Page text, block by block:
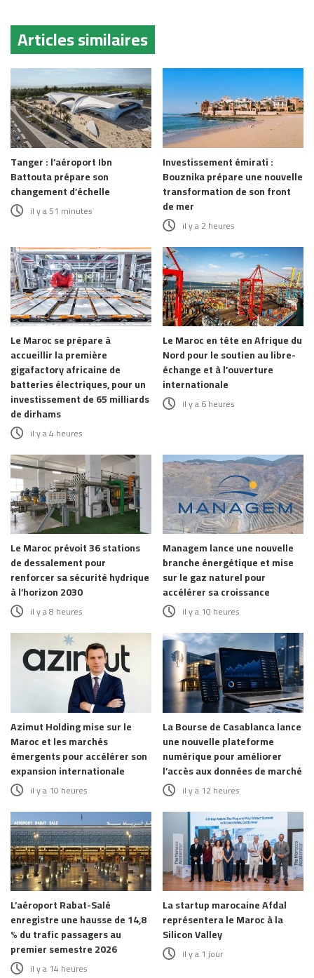
Articles similaires
Tanger : l’aéroport Ibn
Battouta prépare son
changement d’échelle
il y a 51 minutes
Investissement émirati :
Bouznika prépare une nouvelle
transformation de son front
de mer
il y a 2 heures
Le Maroc se prépare à
accueillir la première
gigafactory africaine de
batteries électriques, pour un
investissement de 65 milliards
de dirhams
il y a 4 heures
Le Maroc en tête en Afrique du
Nord pour le soutien au libre-
échange et à l’ouverture
internationale
il y a 6 heures
Le Maroc prévoit 36 stations
de dessalement pour
renforcer sa sécurité hydrique
à l’horizon 2030
il y a 8 heures
Managem lance une nouvelle
branche énergétique et mise
sur le gaz naturel pour
accélérer sa croissance
il y a 10 heures
Azimut Holding mise sur le
Maroc et les marchés
émergents pour accélérer son
expansion internationale
il y a 10 heures
La Bourse de Casablanca lance
une nouvelle plateforme
numérique pour améliorer
l’accès aux données de marché
il y a 12 heures
L’aéroport Rabat-Salé
enregistre une hausse de 14,8
% du trafic passagers au
premier semestre 2026
il y a 14 heures
La startup marocaine Afdal
représentera le Maroc à la
Silicon Valley
il y a 1 jour